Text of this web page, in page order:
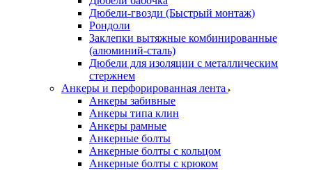
Дюбели-гвозди (Быстрый монтаж)
Рондоли
Заклепки вытяжные комбинированные
(алюминий-сталь)
Дюбели для изоляции с металлическим
стержнем
Анкеры и перфорированная лента
Анкеры забивные
Анкеры типа клин
Анкеры рамные
Анкерные болты
Анкерные болты с кольцом
Анкерные болты с крюком